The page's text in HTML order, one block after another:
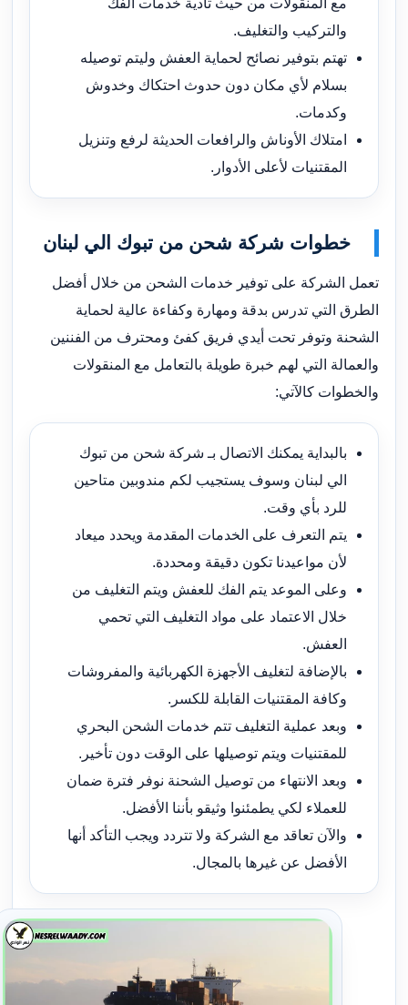
والتركيب والتغليف.
تهتم بتوفير نصائح لحماية العفش وليتم توصيله
بسلام لأي مكان دون حدوث احتكاك وخدوش
وكدمات.
امتلاك الأوناش والرافعات الحديثة لرفع وتنزيل
المقتنيات لأعلى الأدوار.
خطوات شركة شحن من تبوك الي لبنان
تعمل الشركة على توفير خدمات الشحن من خلال أفضل
الطرق التي تدرس بدقة ومهارة وكفاءة عالية لحماية
الشحنة وتوفر تحت أيدي فريق كفئ ومحترف من الفننين
والعمالة التي لهم خبرة طويلة بالتعامل مع المنقولات
والخطوات كالآتي:
بالبداية يمكنك الاتصال بـ شركة شحن من تبوك
الي لبنان وسوف يستجيب لكم مندوبين متاحين
للرد بأي وقت.
يتم التعرف على الخدمات المقدمة ويحدد ميعاد
لأن مواعيدنا تكون دقيقة ومحددة.
وعلى الموعد يتم الفك للعفش ويتم التغليف من
خلال الاعتماد على مواد التغليف التي تحمي
العفش.
بالإضافة لتغليف الأجهزة الكهربائية والمفروشات
وكافة المقتنيات القابلة للكسر.
وبعد عملية التغليف تتم خدمات الشحن البحري
للمقتنيات ويتم توصيلها على الوقت دون تأخير.
وبعد الانتهاء من توصيل الشحنة نوفر فترة ضمان
للعملاء لكي يطمئنوا وثيقو بأننا الأفضل.
والآن تعاقد مع الشركة ولا تتردد ويجب التأكد أنها
الأفضل عن غيرها بالمجال.